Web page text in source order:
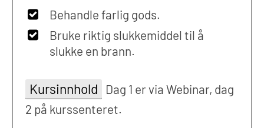
Behandle farlig gods.
Bruke riktig slukkemiddel til å
slukke en brann.
Kursinnhold
Dag 1 er via Webinar, dag
2 på kurssenteret.